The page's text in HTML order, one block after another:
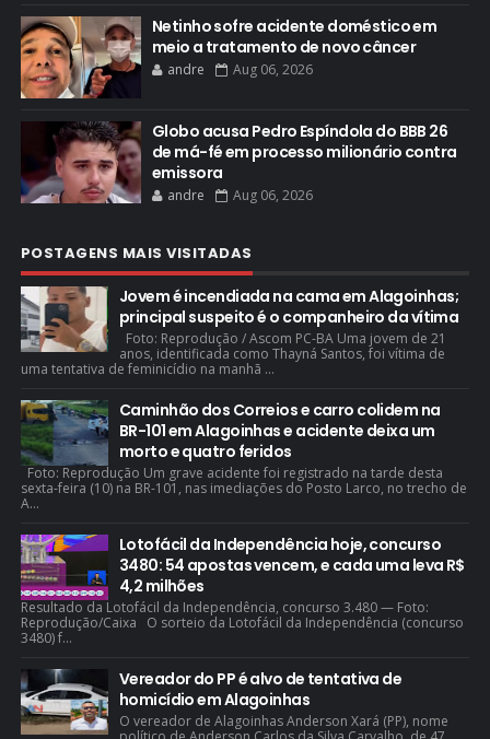
Netinho sofre acidente doméstico em
meio a tratamento de novo câncer
andre Aug 06, 2026
Globo acusa Pedro Espíndola do BBB 26
de má-fé em processo milionário contra
emissora
andre Aug 06, 2026
POSTAGENS MAIS VISITADAS
Jovem é incendiada na cama em Alagoinhas;
principal suspeito é o companheiro da vítima
Foto: Reprodução / Ascom PC-BA Uma jovem de 21
anos, identificada como Thayná Santos, foi vítima de
uma tentativa de feminicídio na manhã ...
Caminhão dos Correios e carro colidem na
BR-101 em Alagoinhas e acidente deixa um
morto e quatro feridos
Foto: Reprodução Um grave acidente foi registrado na tarde desta
sexta-feira (10) na BR-101, nas imediações do Posto Larco, no trecho de
A...
Lotofácil da Independência hoje, concurso
3480: 54 apostas vencem, e cada uma leva R$
4,2 milhões
Resultado da Lotofácil da Independência, concurso 3.480 — Foto:
Reprodução/Caixa O sorteio da Lotofácil da Independência (concurso
3480) f...
Vereador do PP é alvo de tentativa de
homicídio em Alagoinhas
O vereador de Alagoinhas Anderson Xará (PP), nome